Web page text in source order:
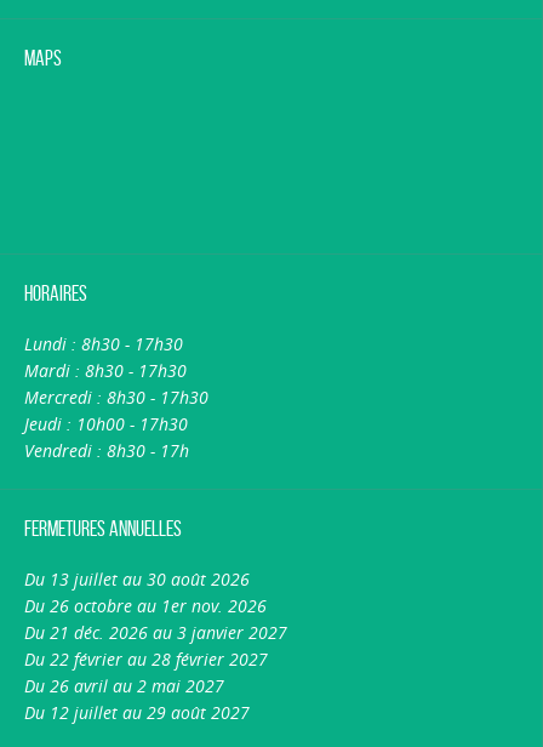
Maps
Horaires
Lundi : 8h30 - 17h30
Mardi : 8h30 - 17h30
Mercredi : 8h30 - 17h30
Jeudi : 10h00 - 17h30
Vendredi : 8h30 - 17h
Fermetures annuelles
Du 13 juillet au 30 août 2026
Du 26 octobre au 1er nov. 2026
Du 21 déc. 2026 au 3 janvier 2027
Du 22 février au 28 février 2027
Du 26 avril au 2 mai 2027
Du 12 juillet au 29 août 2027